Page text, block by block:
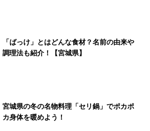
「ばっけ」とはどんな食材？名前の由来や
調理法も紹介！【宮城県】
宮城県の冬の名物料理「セリ鍋」でポカポ
カ身体を暖めよう！